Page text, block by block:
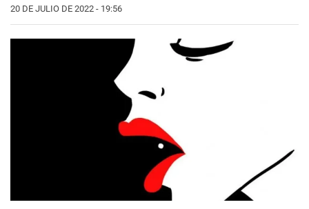
20 DE JULIO DE 2022 - 19:56